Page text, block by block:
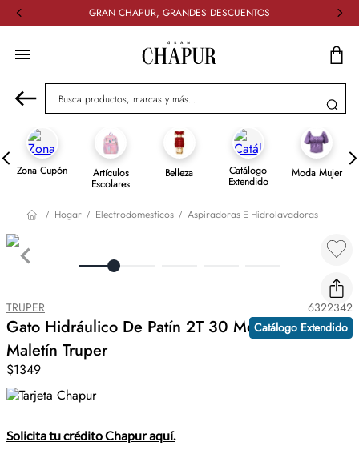
GRAN CHAPUR, GRANDES DESCUENTOS
Busca productos, marcas y más...
Zona Cupón Artículos
Escolares
Belleza Catálogo
Extendido
Moda Mujer
Hogar Electrodomesticos Aspiradoras E Hidrolavadoras
Catálogo Extendido
TRUPER 6322342
Gato Hidráulico De Patín 2T 30 Movimientos,
Maletín Truper
$1349
Solicita tu crédito Chapur aquí.